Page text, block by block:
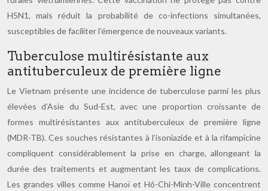
H5N1, mais réduit la probabilité de co-infections simultanées,
susceptibles de faciliter l’émergence de nouveaux variants.
Tuberculose multirésistante aux
antituberculeux de première ligne
Le Vietnam présente une incidence de tuberculose parmi les plus
élevées d’Asie du Sud-Est, avec une proportion croissante de
formes multirésistantes aux antituberculeux de première ligne
(MDR-TB). Ces souches résistantes à l’isoniazide et à la rifampicine
compliquent considérablement la prise en charge, allongeant la
durée des traitements et augmentant les taux de complications.
Les grandes villes comme Hanoï et Hô-Chi-Minh-Ville concentrent